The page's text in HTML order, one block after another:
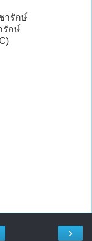
ารักษ์
รักษ์
›